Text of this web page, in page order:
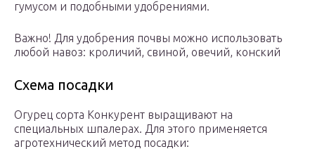
гумусом и подобными удобрениями.
Важно! Для удобрения почвы можно использовать
любой навоз: кроличий, свиной, овечий, конский
Схема посадки
Огурец сорта Конкурент выращивают на
специальных шпалерах. Для этого применяется
агротехнический метод посадки: